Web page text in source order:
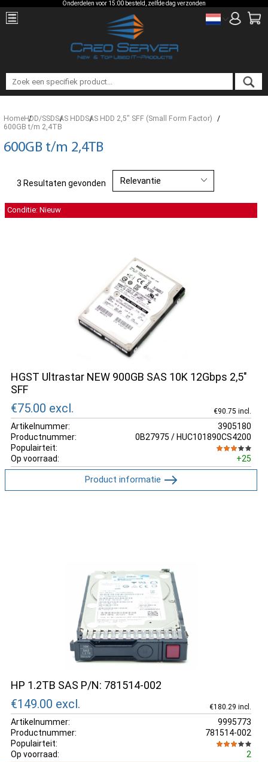
Onderdelen voor 15:00 besteld, zelfde dag verzonden
HomeHDD/SSDSAS HDDSAS HDD 2,5" SFF (Small Form Factor)
600GB t/m 2,4TB
600GB t/m 2,4TB
3 Resultaten gevonden
HGST Ultrastar NEW 900GB SAS 10K 12Gbps 2,5"
SFF
€75.00 excl. €90.75 incl.
Artikelnummer:
3905180
Productnummer:
0B27975 / HUC101890CS4200
Populairteit:
Op voorraad:
+25
Conditie: Nieuw
Product informatie
HP 1.2TB SAS P/N: 781514-002
€149.00 excl. €180.29 incl.
Artikelnummer:
9995773
Productnummer:
781514-002
Populairteit:
Op voorraad:
2